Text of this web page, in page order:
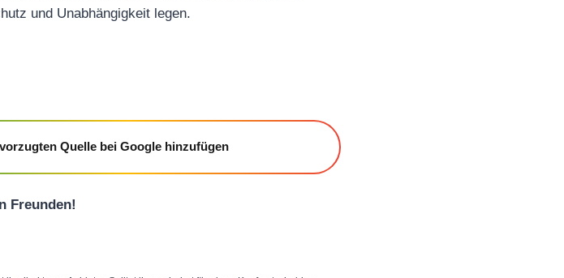
und Unabhängigkeit legen.
Quelle bei Google hinzufügen
Freunden!